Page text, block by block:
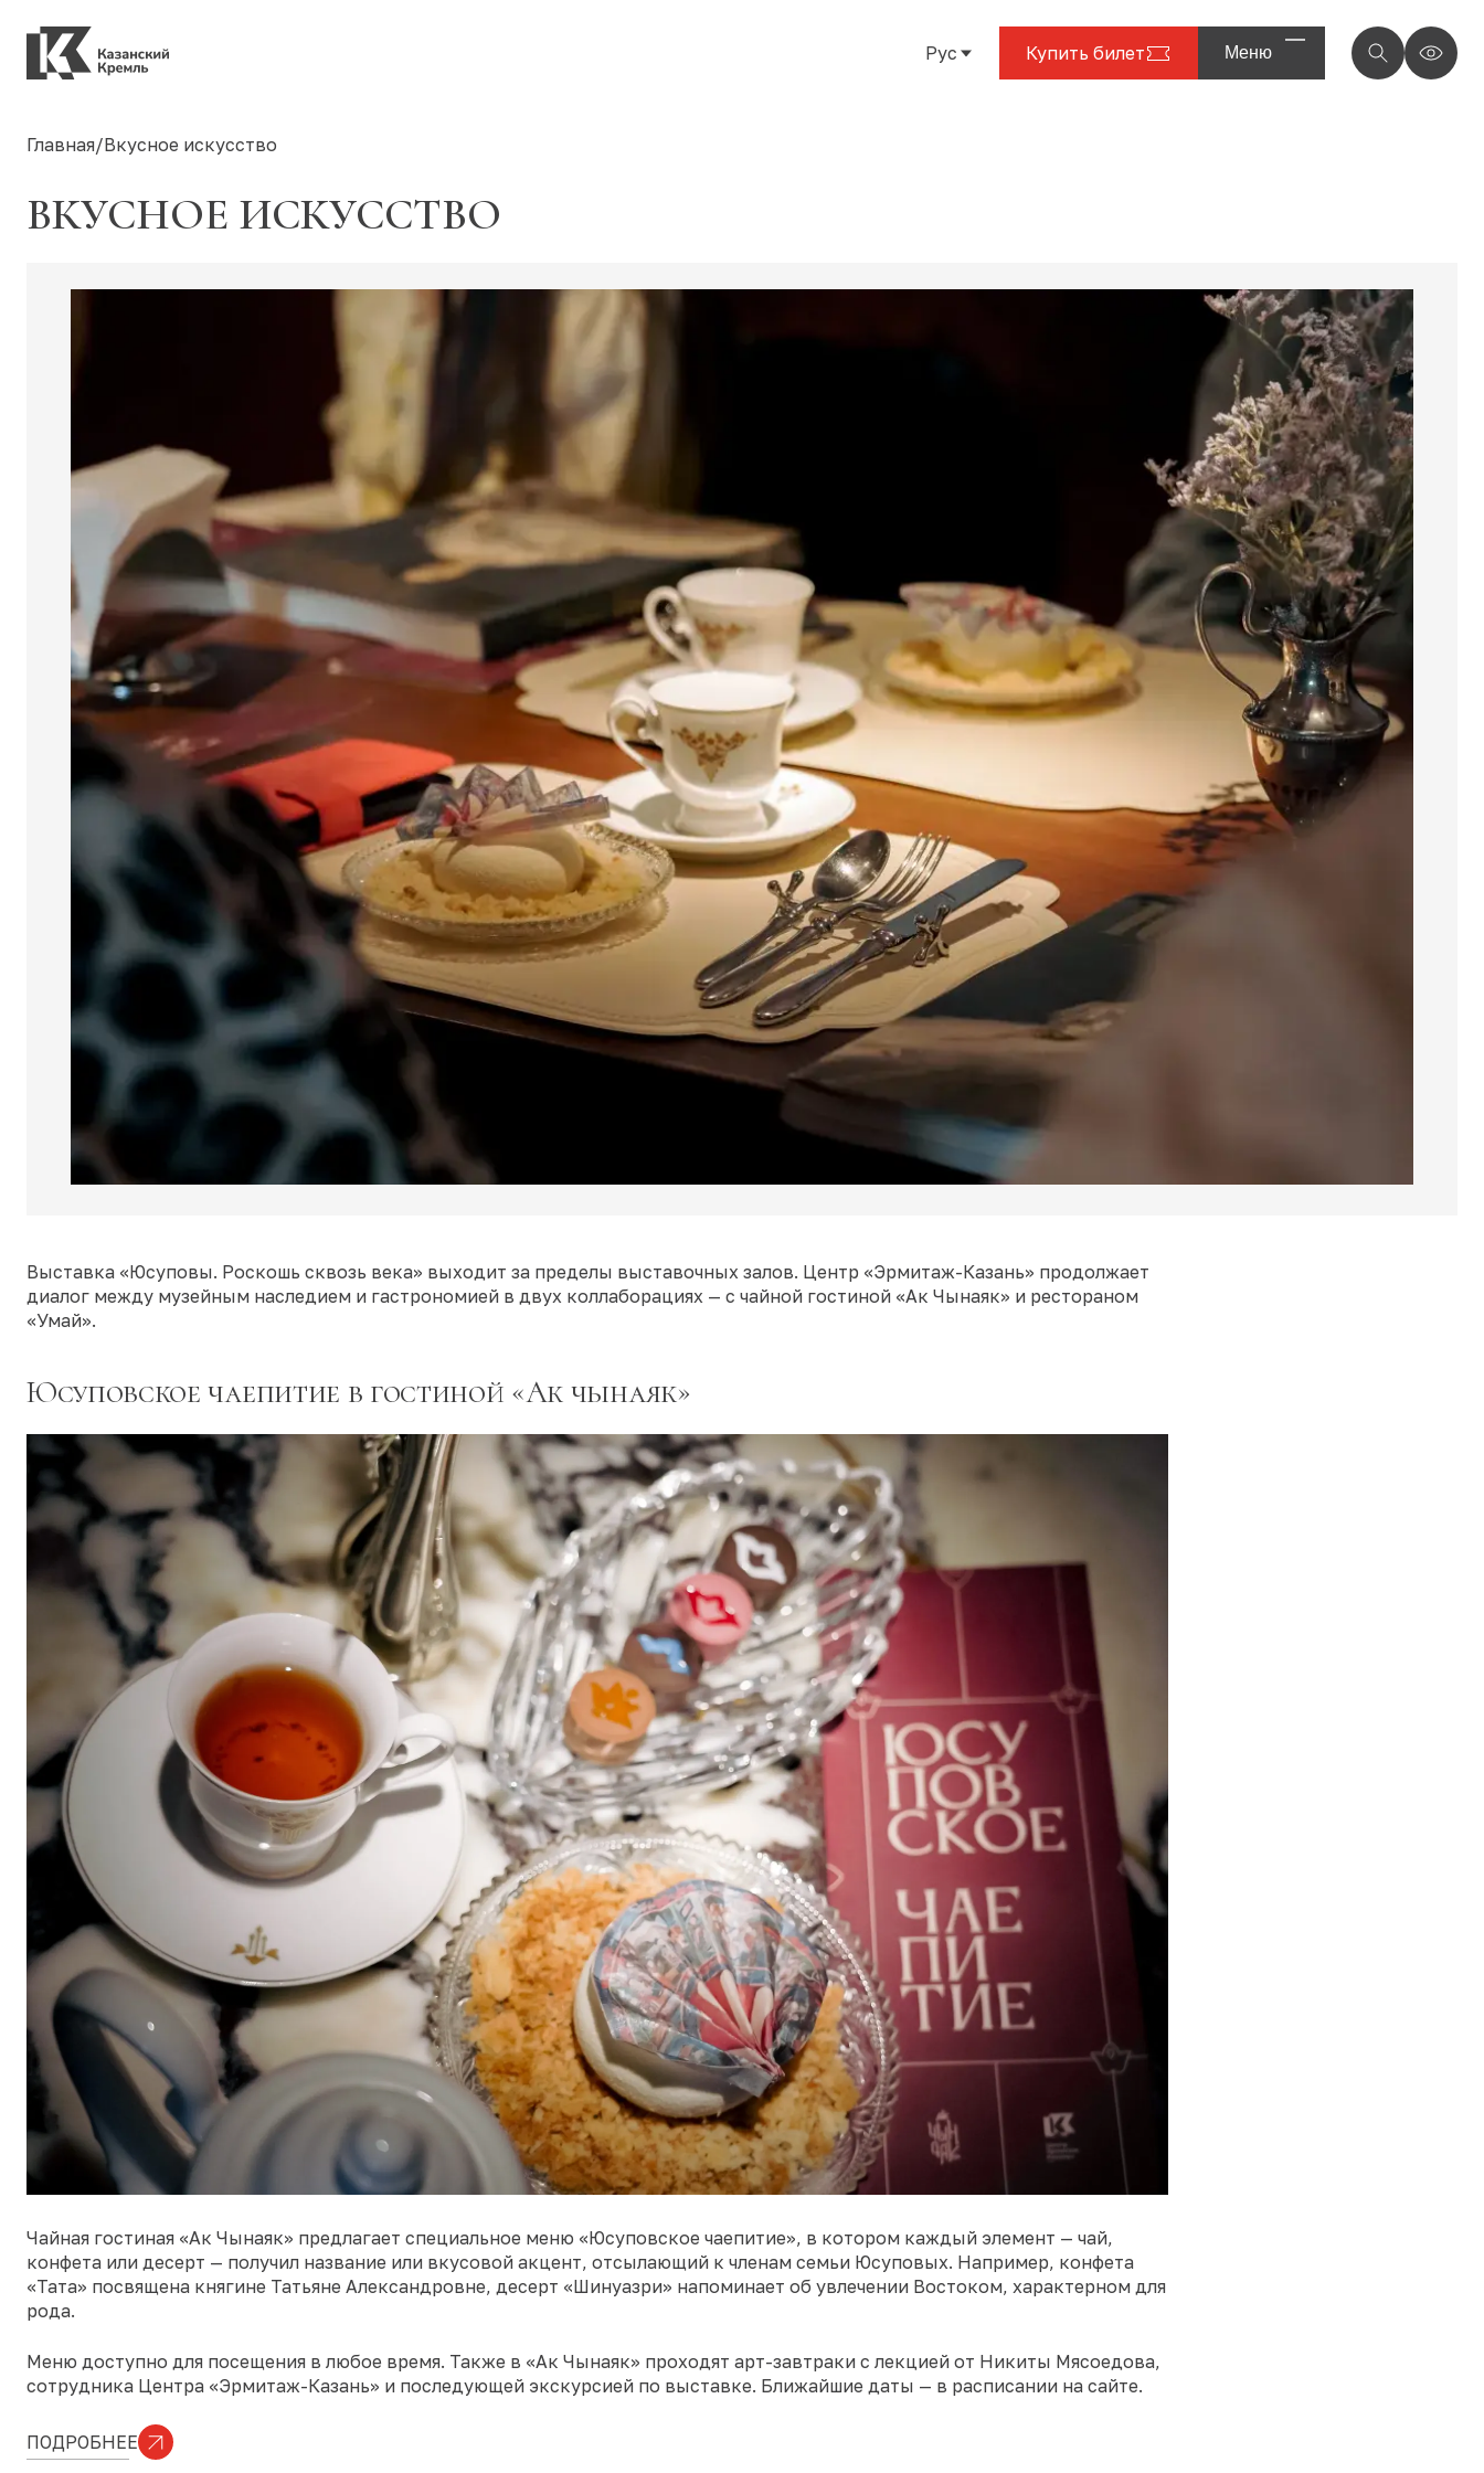
Рус
Купить билет Меню
Главная/Вкусное искусство
ВКУСНОЕ ИСКУССТВО
Выставка «Юсуповы. Роскошь сквозь века» выходит за пределы выставочных залов. Центр «Эрмитаж-Казань» продолжает
диалог между музейным наследием и гастрономией в двух коллаборациях — с чайной гостиной «Ак Чынаяк» и рестораном
«Умай».
Юсуповское чаепитие в гостиной «Ак чынаяк»
Чайная гостиная «Ак Чынаяк» предлагает специальное меню «Юсуповское чаепитие», в котором каждый элемент — чай,
конфета или десерт — получил название или вкусовой акцент, отсылающий к членам семьи Юсуповых. Например, конфета
«Тата» посвящена княгине Татьяне Александровне, десерт «Шинуазри» напоминает об увлечении Востоком, характерном для
рода.
Меню доступно для посещения в любое время. Также в «Ак Чынаяк» проходят арт-завтраки с лекцией от Никиты Мясоедова,
сотрудника Центра «Эрмитаж-Казань» и последующей экскурсией по выставке. Ближайшие даты — в расписании на сайте.
ПОДРОБНЕЕ